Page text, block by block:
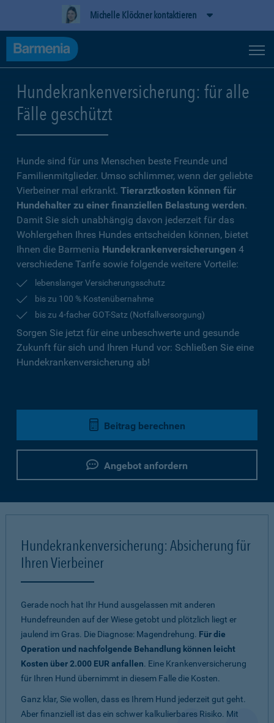
Michelle Klöckner kontaktieren
Hundekrankenversicherung: für alle
Fälle geschützt
Hunde sind für uns Menschen beste Freunde und
Familienmitglieder. Umso schlimmer, wenn der geliebte
Vierbeiner mal erkrankt. Tierarztkosten können für
Hundehalter zu einer finanziellen Belastung werden.
Damit Sie sich unabhängig davon jederzeit für das
Wohlergehen Ihres Hundes entscheiden können, bietet
Ihnen die Barmenia Hundekrankenversicherungen 4
verschiedene Tarife sowie folgende weitere Vorteile:
lebenslanger Versicherungsschutz
bis zu 100 % Kostenübernahme
bis zu 4-facher GOT-Satz (Notfallversorgung)
Sorgen Sie jetzt für eine unbeschwerte und gesunde
Zukunft für sich und Ihren Hund vor: Schließen Sie eine
Hundekrankenversicherung ab!
Beitrag berechnen
Angebot anfordern
Hundekrankenversicherung: Absicherung für
Ihren Vierbeiner
Gerade noch hat Ihr Hund ausgelassen mit anderen
Hundefreunden auf der Wiese getobt und plötzlich liegt er
jaulend im Gras. Die Diagnose: Magendrehung. Für die
Operation und nachfolgende Behandlung können leicht
Kosten über 2.000 EUR anfallen. Eine Krankenversicherung
für Ihren Hund übernimmt in diesem Falle die Kosten.
Ganz klar, Sie wollen, dass es Ihrem Hund jederzeit gut geht.
Aber finanziell ist das ein schwer kalkulierbares Risiko. Mit